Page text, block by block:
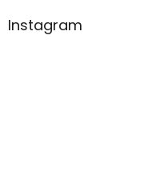
Instagram